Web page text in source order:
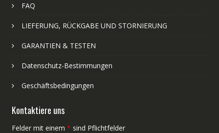
FAQ
LIEFERUNG, RÜCKGABE UND STORNIERUNG
GARANTIEN & TESTEN
Datenschutz-Bestimmungen
Geschäftsbedingungen
Kontaktiere uns
Felder mit einem * sind Pflichtfelder